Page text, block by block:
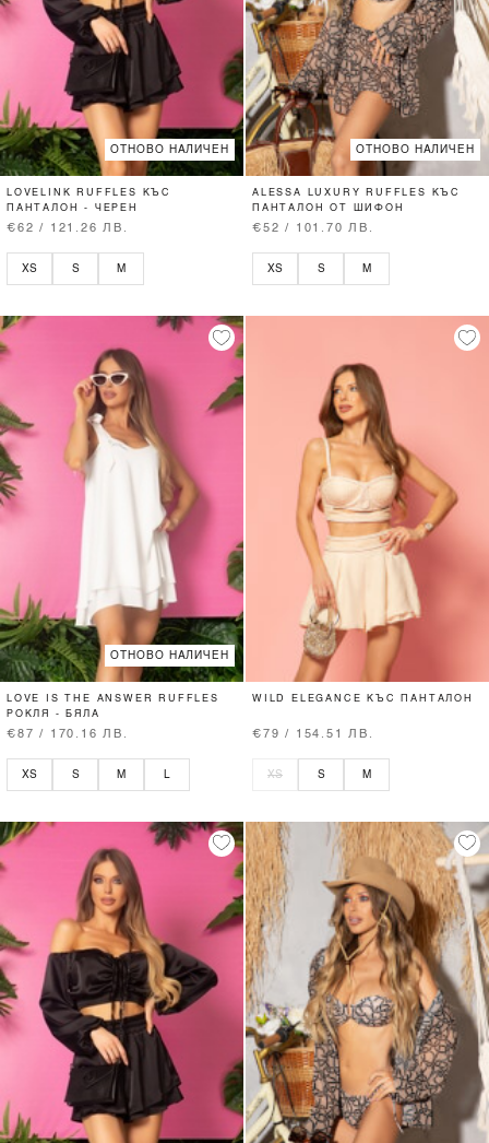
ОТНОВО НАЛИЧЕН
LOVELINK RUFFLES КЪС
ПАНТАЛОН - ЧЕРЕН
€62 / 121.26 ЛВ.
XS S M
ОТНОВО НАЛИЧЕН
ALESSA LUXURY RUFFLES КЪС
ПАНТАЛОН ОТ ШИФОН
€52 / 101.70 ЛВ.
XS S M
ОТНОВО НАЛИЧЕН
LOVE IS THE ANSWER RUFFLES
РОКЛЯ - БЯЛА
€87 / 170.16 ЛВ.
XS S M
WILD ELEGANCE КЪС ПАНТАЛОН
€79 / 154.51 ЛВ.
XS S M